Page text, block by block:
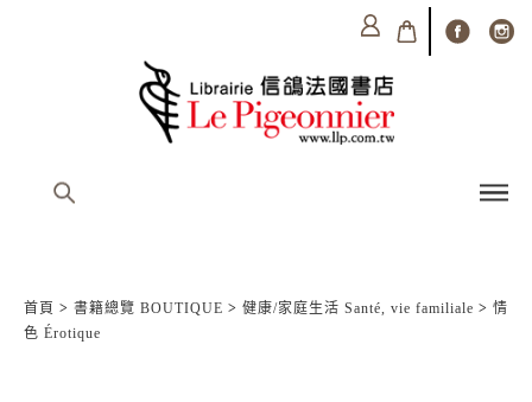
首頁 > 書籍總覽 BOUTIQUE > 健康/家庭生活 Santé, vie familiale > 情
色 Érotique